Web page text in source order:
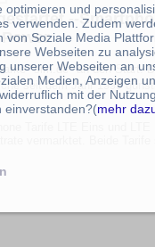
--
"sim.de" an den Start.
seit dem Jahr 1999
Tarife LTE Eins und LTE
vermarktet. Beide Tarife
optimieren und
verwenden. Zudem
von Soziale Media
Webseiten zu
unserer Webseiten an
Medien, Anzeigen
mit der
einverstanden?(mehr